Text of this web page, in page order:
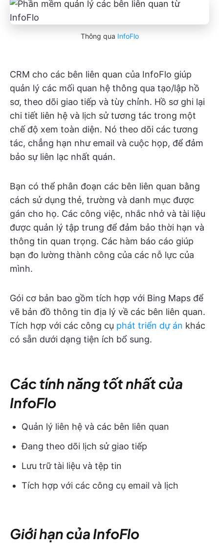
Thông qua InfoFlo
CRM cho các bên liên quan của InfoFlo giúp
quản lý các mối quan hệ thông qua tạo/lập hồ
sơ, theo dõi giao tiếp và tùy chỉnh. Hồ sơ ghi lại
chi tiết liên hệ và lịch sử tương tác trong một
chế độ xem toàn diện. Nó theo dõi các tương
tác, chẳng hạn như email và cuộc họp, để đảm
bảo sự liên lạc nhất quán.
Bạn có thể phân đoạn các bên liên quan bằng
cách sử dụng thẻ, trường và danh mục được
gán cho họ. Các công việc, nhắc nhở và tài liệu
được quản lý tập trung để đảm bảo thời hạn và
thông tin quan trọng. Các hàm báo cáo giúp
bạn đo lường thành công của các nỗ lực của
mình.
Gói cơ bản bao gồm tích hợp với Bing Maps để
vẽ bản đồ thông tin địa lý về các bên liên quan.
Tích hợp với các công cụ phát triển dự án khác
có sẵn dưới dạng tiện ích bổ sung.
Các tính năng tốt nhất của
InfoFlo
Quản lý liên hệ và các bên liên quan
Đang theo dõi lịch sử giao tiếp
Lưu trữ tài liệu và tệp tin
Tích hợp với các công cụ email và lịch
Giới hạn của InfoFlo